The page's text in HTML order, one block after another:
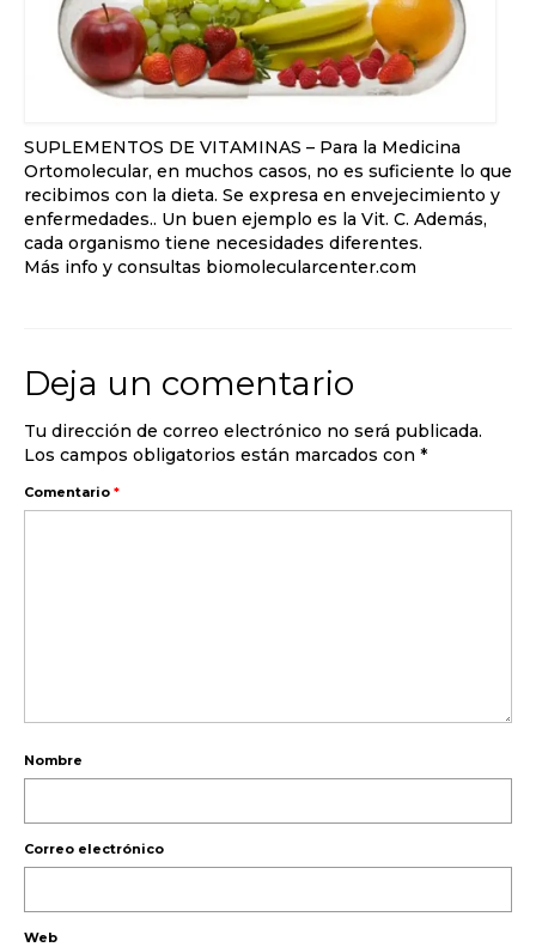
SUPLEMENTOS DE VITAMINAS – Para la Medicina
Ortomolecular, en muchos casos, no es suficiente lo que
recibimos con la dieta. Se expresa en envejecimiento y
enfermedades.. Un buen ejemplo es la Vit. C. Además,
cada organismo tiene necesidades diferentes.
Más info y consultas biomolecularcenter.com
Deja un comentario
Tu dirección de correo electrónico no será publicada.
Los campos obligatorios están marcados con *
Comentario *
Nombre
Correo electrónico
Web